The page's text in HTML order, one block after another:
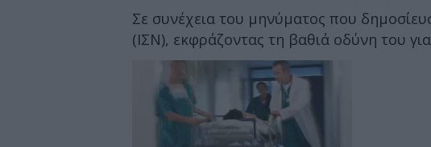
Σε συνέχεια του μηνύματος που
(ΙΣΝ), εκφράζοντας τη βαθιά οδύνη του